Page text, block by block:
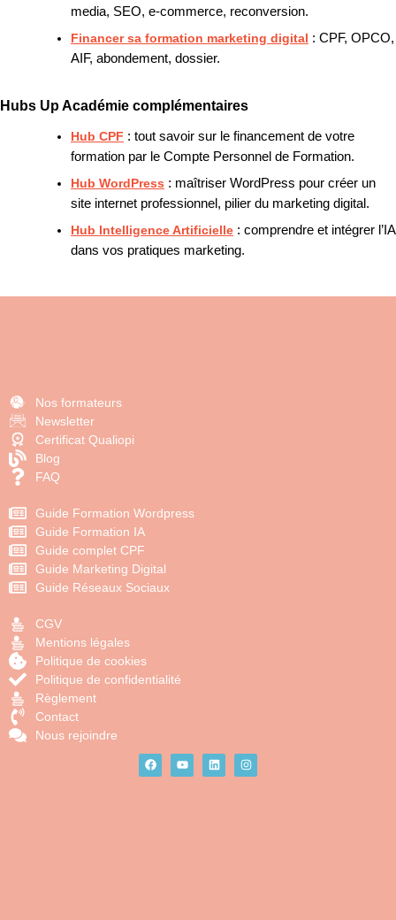
media, SEO, e-commerce, reconversion.
Financer sa formation marketing digital : CPF, OPCO,
AIF, abondement, dossier.
Hubs Up Académie complémentaires
Hub CPF : tout savoir sur le financement de votre
formation par le Compte Personnel de Formation.
Hub WordPress : maîtriser WordPress pour créer un
site internet professionnel, pilier du marketing digital.
Hub Intelligence Artificielle : comprendre et intégrer l’IA
dans vos pratiques marketing.
Nos formateurs
Newsletter
Certificat Qualiopi
Blog
FAQ
Guide Formation Wordpress
Guide Formation IA
Guide complet CPF
Guide Marketing Digital
Guide Réseaux Sociaux
CGV
Mentions légales
Politique de cookies
Politique de confidentialité
Règlement
Contact
Nous rejoindre